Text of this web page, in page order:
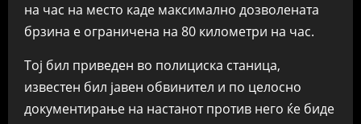
на час на место каде максимално дозволената
брзина е ограничена на 80 километри на час.
Тој бил приведен во полициска станица,
известен бил јавен обвинител и по целосно
документирање на настанот против него ќе биде